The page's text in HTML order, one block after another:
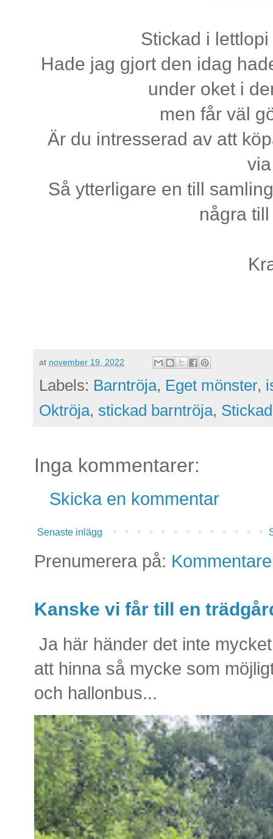
Stickad i
Hade jag gjort den idag
under oket i
men får väl
Är du intresserad av att
Så ytterligare en till
några
at november 19, 2022
Labels: Barntröja, Eget mönster,
Oktröja, stickad barntröja,
Inga kommentarer:
Skicka en kommentar
Senaste inlägg
Prenumerera på:
Kanske vi får till en
Ja här händer det inte
att hinna så mycke som
och hallonbus...